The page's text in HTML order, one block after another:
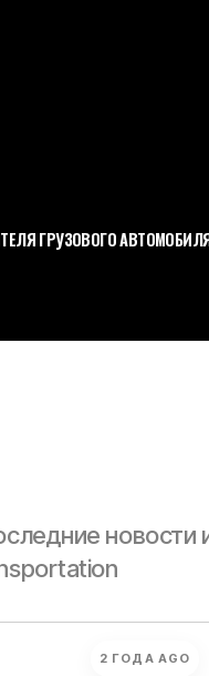
ГРУЗОВОГО
новости
2 ГОДА AGO